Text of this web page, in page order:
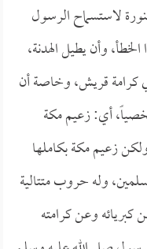
لاستسماح الرسول
وأن يطيل الهدنة،
كرامة قريش، وخاصة أن
أي: زعيم مكة
زعيم مكة بكاملها
وله حروب متتالية
كبريائه وعن كرامته